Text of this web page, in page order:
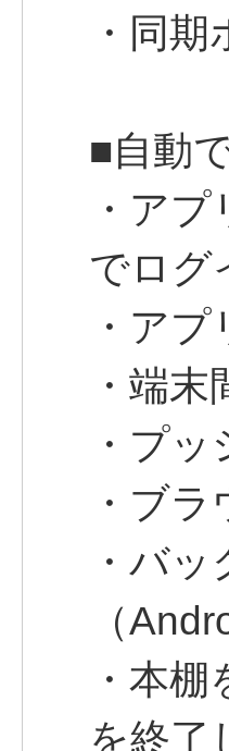
・同
■自動
・ア
でログ
・ア
・端
・プ
・ブ
・バ
（
・本
を終了